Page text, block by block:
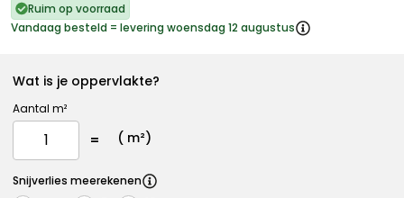
Ruim op voorraad
Vandaag besteld = levering woensdag 12 augustus
Wat is je oppervlakte?
Aantal m²
( m²)
Snijverlies meerekenen